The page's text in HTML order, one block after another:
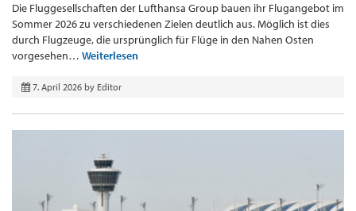
Die Fluggesellschaften der Lufthansa Group bauen ihr Flugangebot im
Sommer 2026 zu verschiedenen Zielen deutlich aus. Möglich ist dies
durch Flugzeuge, die ursprünglich für Flüge in den Nahen Osten
vorgesehen… Weiterlesen
7. April 2026 by Editor